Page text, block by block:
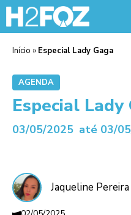
Início » Especial Lady Gaga
AGENDA
Especial Lady
03/05/2025 até 03/
Jaqueline Pereira